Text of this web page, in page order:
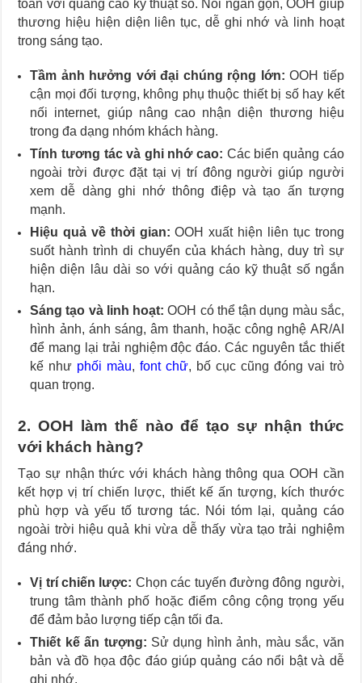
toàn với quảng cáo kỹ thuật số. Nói ngắn gọn, OOH giúp
thương hiệu hiện diện liên tục, dễ ghi nhớ và linh hoạt
trong sáng tạo.
Tầm ảnh hưởng với đại chúng rộng lớn: OOH tiếp
cận mọi đối tượng, không phụ thuộc thiết bị số hay kết
nối internet, giúp nâng cao nhận diện thương hiệu
trong đa dạng nhóm khách hàng.
Tính tương tác và ghi nhớ cao: Các biển quảng cáo
ngoài trời được đặt tại vị trí đông người giúp người
xem dễ dàng ghi nhớ thông điệp và tạo ấn tượng
mạnh.
Hiệu quả về thời gian: OOH xuất hiện liên tục trong
suốt hành trình di chuyển của khách hàng, duy trì sự
hiện diện lâu dài so với quảng cáo kỹ thuật số ngắn
hạn.
Sáng tạo và linh hoạt: OOH có thể tận dụng màu sắc,
hình ảnh, ánh sáng, âm thanh, hoặc công nghệ AR/AI
để mang lại trải nghiệm độc đáo. Các nguyên tắc thiết
kế như phối màu,font chữ, bố cục cũng đóng vai trò
quan trọng.
2. OOH làm thế nào để tạo sự nhận thức
với khách hàng?
Tạo sự nhận thức với khách hàng thông qua OOH cần
kết hợp vị trí chiến lược, thiết kế ấn tượng, kích thước
phù hợp và yếu tố tương tác. Nói tóm lại, quảng cáo
ngoài trời hiệu quả khi vừa dễ thấy vừa tạo trải nghiệm
đáng nhớ.
Vị trí chiến lược: Chọn các tuyến đường đông người,
trung tâm thành phố hoặc điểm công cộng trọng yếu
để đảm bảo lượng tiếp cận tối đa.
Thiết kế ấn tượng: Sử dụng hình ảnh, màu sắc, văn
bản và đồ họa độc đáo giúp quảng cáo nổi bật và dễ
ghi nhớ.